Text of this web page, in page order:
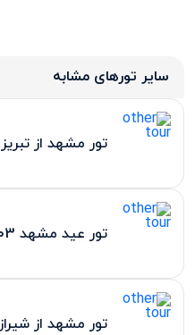
سایر تورهای مشابه
تور مشهد از تبریز
تور عید مشهد 1403 - نیمه اول
تور مشهد از شیراز